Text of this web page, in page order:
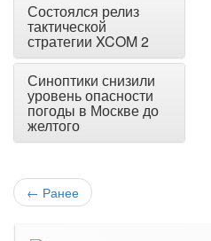
Состоялся релиз
тактической
стратегии XCOM 2
Синоптики снизили
уровень опасности
погоды в Москве до
желтого
← Ранее